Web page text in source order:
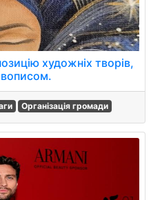
художніх творів,
Організація громади